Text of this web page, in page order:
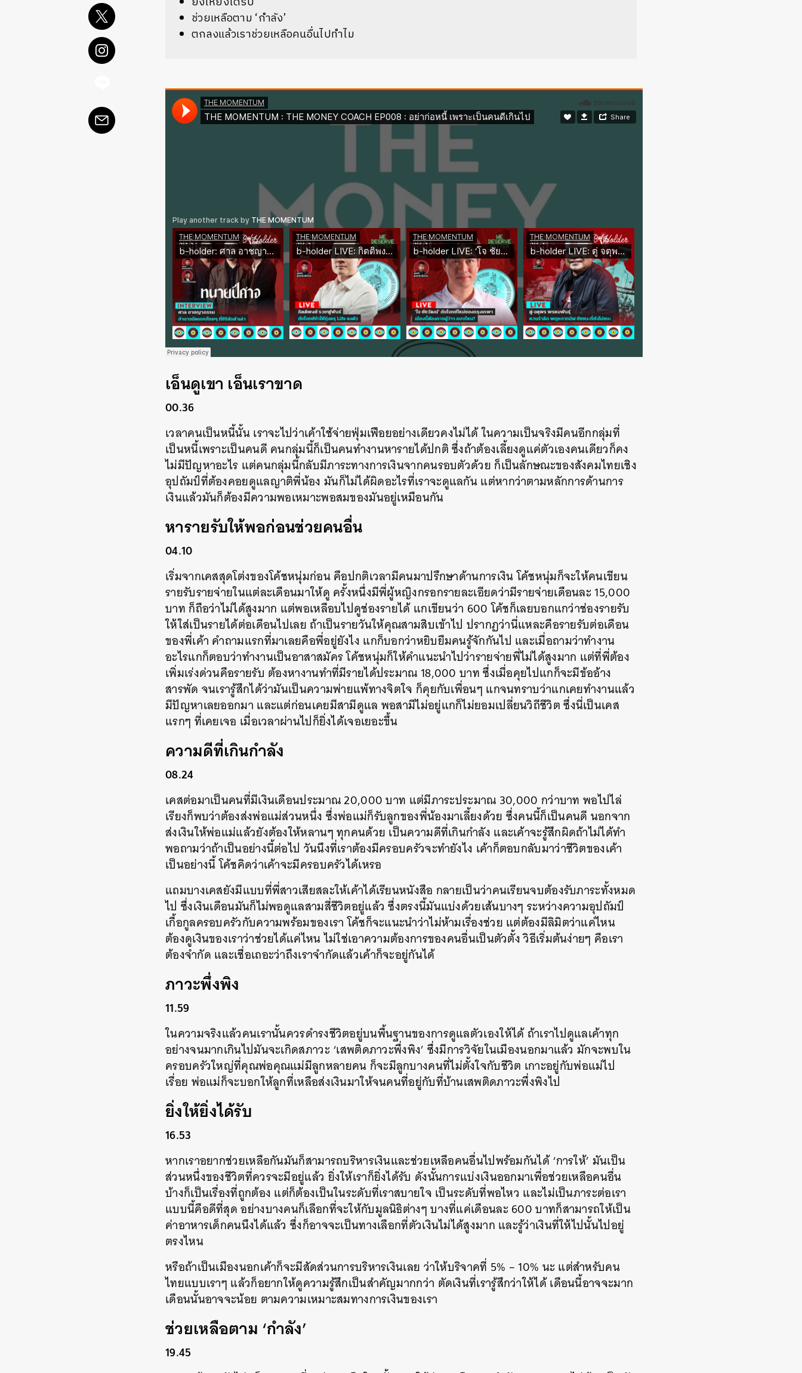
ช่วยเหลือตาม ‘กำลัง’
ตกลงแล้วเราช่วยเหลือคนอื่นไปทำไม
เอ็นดูเขา เอ็นเราขาด
00.36
เวลาคนเป็นหนี้นั้น เราจะไปว่าเค้าใช้จ่ายฟุ่มเฟือยอย่างเดียวคงไม่ได้ ในความเป็นจริงมีคนอีกกลุ่มที่
เป็นหนี้เพราะเป็นคนดี คนกลุ่มนี้ก็เป็นคนทำงานหารายได้ปกติ ซึ่งถ้าต้องเลี้ยงดูแค่ตัวเองคนเดียวก็คง
ไม่มีปัญหาอะไร แต่คนกลุ่มนี้กลับมีภาระทางการเงินจากคนรอบตัวด้วย ก็เป็นลักษณะของสังคมไทยเชิง
อุปถัมป์ที่ต้องคอยดูแลญาติพี่น้อง มันก็ไม่ได้ผิดอะไรที่เราจะดูแลกัน แต่หากว่าตามหลักการด้านการ
เงินแล้วมันก็ต้องมีความพอเหมาะพอสมของมันอยู่เหมือนกัน
หารายรับให้พอก่อนช่วยคนอื่น
04.10
เริ่มจากเคสสุดโต่งของโค้ชหนุ่มก่อน คือปกติเวลามีคนมาปรึกษาด้านการเงิน โค้ชหนุ่มก็จะให้คนเขียน
รายรับรายจ่ายในแต่ละเดือนมาให้ดู ครั้งหนึ่งมีพี่ผู้หญิงกรอกรายละเอียดว่ามีรายจ่ายเดือนละ 15,000
บาท ก็ถือว่าไม่ได้สูงมาก แต่พอเหลือบไปดูช่องรายได้ แกเขียนว่า 600 โค้ชก็เลยบอกแกว่าช่องรายรับ
ให้ใส่เป็นรายได้ต่อเดือนไปเลย ถ้าเป็นรายวันให้คุณสามสิบเข้าไป ปรากฏว่านี่แหละคือรายรับต่อเดือน
ของพี่เค้า คำถามแรกที่มาเลยคือพี่อยู่ยังไง แกก็บอกว่าหยิบยืมคนรู้จักกันไป และเมื่อถามว่าทำงาน
อะไรแกก็ตอบว่าทำงานเป็นอาสาสมัคร โค้ชหนุ่มก็ให้คำแนะนำไปว่ารายจ่ายพี่ไม่ได้สูงมาก แต่ที่พี่ต้อง
เพิ่มเร่งด่วนคือรายรับ ต้องหางานทำที่มีรายได้ประมาณ 18,000 บาท ซึ่งเมื่อคุยไปแกก็จะมีข้ออ้าง
สารพัด จนเรารู้สึกได้ว่ามันเป็นความพ่ายแพ้ทางจิตใจ ก็คุยกับเพื่อนๆ แกจนทราบว่าแกเคยทำงานแล้ว
มีปัญหาเลยออกมา และแต่ก่อนเคยมีสามีดูแล พอสามีไม่อยู่แกก็ไม่ยอมเปลี่ยนวิถีชีวิต ซึ่งนี่เป็นเคส
แรกๆ ที่เคยเจอ เมื่อเวลาผ่านไปก็ยิ่งได้เจอเยอะขึ้น
ความดีที่เกินกำลัง
08.24
เคสต่อมาเป็นคนที่มีเงินเดือนประมาณ 20,000 บาท แต่มีภาระประมาณ 30,000 กว่าบาท พอไปไล่
เรียงก็พบว่าต้องส่งพ่อแม่ส่วนหนึ่ง ซึ่งพ่อแม่ก็รับลูกของพี่น้องมาเลี้ยงด้วย ซึ่งคนนี้ก็เป็นคนดี นอกจาก
ส่งเงินให้พ่อแม่แล้วยังต้องให้หลานๆ ทุกคนด้วย เป็นความดีที่เกินกำลัง และเค้าจะรู้สึกผิดถ้าไม่ได้ทำ
พอถามว่าถ้าเป็นอย่างนี้ต่อไป วันนึงที่เราต้องมีครอบครัวจะทำยังไง เค้าก็ตอบกลับมาว่าชีวิตของเค้า
เป็นอย่างนี้ โค้ชคิดว่าเค้าจะมีครอบครัวได้เหรอ
แถมบางเคสยังมีแบบที่พี่สาวเสียสละให้เค้าได้เรียนหนังสือ กลายเป็นว่าคนเรียนจบต้องรับภาระทั้งหมด
ไป ซึ่งเงินเดือนมันก็ไม่พอดูแลสามสี่ชีวิตอยู่แล้ว ซึ่งตรงนี้มันแบ่งด้วยเส้นบางๆ ระหว่างความอุปถัมป์
เกื้อกูลครอบครัวกับความพร้อมของเรา โค้ชก็จะแนะนำว่าไม่ห้ามเรื่องช่วย แต่ต้องมีลิมิตว่าแค่ไหน
ต้องดูเงินของเราว่าช่วยได้แค่ไหน ไม่ใช่เอาความต้องการของคนอื่นเป็นตัวตั้ง วิธีเริ่มต้นง่ายๆ คือเรา
ต้องจำกัด และเชื่อเถอะว่าถึงเราจำกัดแล้วเค้าก็จะอยู่กันได้
ภาวะพึ่งพิง
11.59
ในความจริงแล้วคนเรานั้นควรดำรงชีวิตอยู่บนพื้นฐานของการดูแลตัวเองให้ได้ ถ้าเราไปดูแลเค้าทุก
อย่างจนมากเกินไปมันจะเกิดสภาวะ ‘เสพติดภาวะพึ่งพิง’ ซึ่งมีการวิจัยในเมืองนอกมาแล้ว มักจะพบใน
ครอบครัวใหญ่ที่คุณพ่อคุณแม่มีลูกหลายคน ก็จะมีลูกบางคนที่ไม่ตั้งใจกับชีวิต เกาะอยู่กับพ่อแม่ไป
เรื่อย พ่อแม่ก็จะบอกให้ลูกที่เหลือส่งเงินมาให้จนคนที่อยู่กับที่บ้านเสพติดภาวะพึ่งพิงไป
ยิ่งให้ยิ่งได้รับ
16.53
หากเราอยากช่วยเหลือกันมันก็สามารถบริหารเงินและช่วยเหลือคนอื่นไปพร้อมกันได้ ‘การให้’ มันเป็น
ส่วนหนึ่งของชีวิตที่ควรจะมีอยู่แล้ว ยิ่งให้เราก็ยิ่งได้รับ ดังนั้นการแบ่งเงินออกมาเพื่อช่วยเหลือคนอื่น
บ้างก็เป็นเรื่องที่ถูกต้อง แต่ก็ต้องเป็นในระดับที่เราสบายใจ เป็นระดับที่พอไหว และไม่เป็นภาระต่อเรา
แบบนี้คือดีที่สุด อย่างบางคนก็เลือกที่จะให้กับมูลนิธิต่างๆ บางที่แค่เดือนละ 600 บาทก็สามารถให้เป็น
ค่าอาหารเด็กคนนึงได้แล้ว ซึ่งก็อาจจะเป็นทางเลือกที่ตัวเงินไม่ได้สูงมาก และรู้ว่าเงินที่ให้ไปนั้นไปอยู่
ตรงไหน
หรือถ้าเป็นเมืองนอกเค้าก็จะมีสัดส่วนการบริหารเงินเลย ว่าให้บริจาคที่ 5% – 10% นะ แต่สำหรับคน
ไทยแบบเราๆ แล้วก็อยากให้ดูความรู้สึกเป็นสำคัญมากกว่า ตัดเงินที่เรารู้สึกว่าให้ได้ เดือนนี้อาจจะมาก
เดือนนั้นอาจจะน้อย ตามความเหมาะสมทางการเงินของเรา
ช่วยเหลือตาม ‘กำลัง’
19.45
SHARE TWEET LINE EMAIL